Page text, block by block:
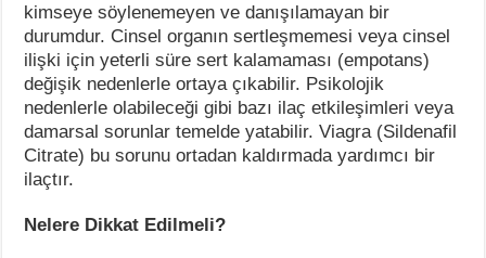
kimseye söylenemeyen ve danışılamayan bir
durumdur. Cinsel organın sertleşmemesi veya cinsel
ilişki için yeterli süre sert kalamaması (empotans)
değişik nedenlerle ortaya çıkabilir. Psikolojik
nedenlerle olabileceği gibi bazı ilaç etkileşimleri veya
damarsal sorunlar temelde yatabilir. Viagra (Sildenafil
Citrate) bu sorunu ortadan kaldırmada yardımcı bir
ilaçtır.
Nelere Dikkat Edilmeli?